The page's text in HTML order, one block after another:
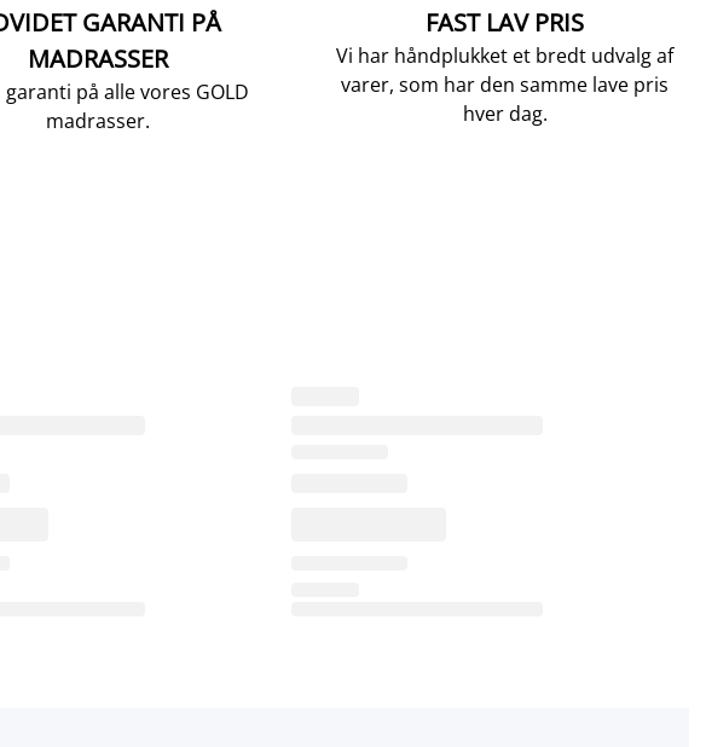
GARANTI PÅ
MADRASSER
garanti på alle vores GOLD
madrasser.
FAST LAV PRIS
Vi har håndplukket et bredt udvalg af
varer, som har den samme lave pris
hver dag.